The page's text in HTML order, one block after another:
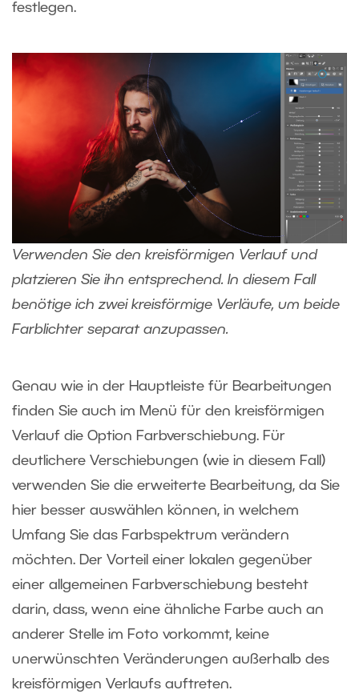
festlegen.
Verwenden Sie den kreisförmigen Verlauf und
platzieren Sie ihn entsprechend. In diesem Fall
benötige ich zwei kreisförmige Verläufe, um beide
Farblichter separat anzupassen.
Genau wie in der Hauptleiste für Bearbeitungen
finden Sie auch im Menü für den kreisförmigen
Verlauf die Option Farbverschiebung. Für
deutlichere Verschiebungen (wie in diesem Fall)
verwenden Sie die erweiterte Bearbeitung, da Sie
hier besser auswählen können, in welchem
Umfang Sie das Farbspektrum verändern
möchten. Der Vorteil einer lokalen gegenüber
einer allgemeinen Farbverschiebung besteht
darin, dass, wenn eine ähnliche Farbe auch an
anderer Stelle im Foto vorkommt, keine
unerwünschten Veränderungen außerhalb des
kreisförmigen Verlaufs auftreten.